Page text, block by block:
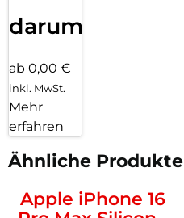
darum!
ab 0,00 €
inkl. MwSt.
Mehr
erfahren
Ähnliche Produkte
Apple iPhone 16